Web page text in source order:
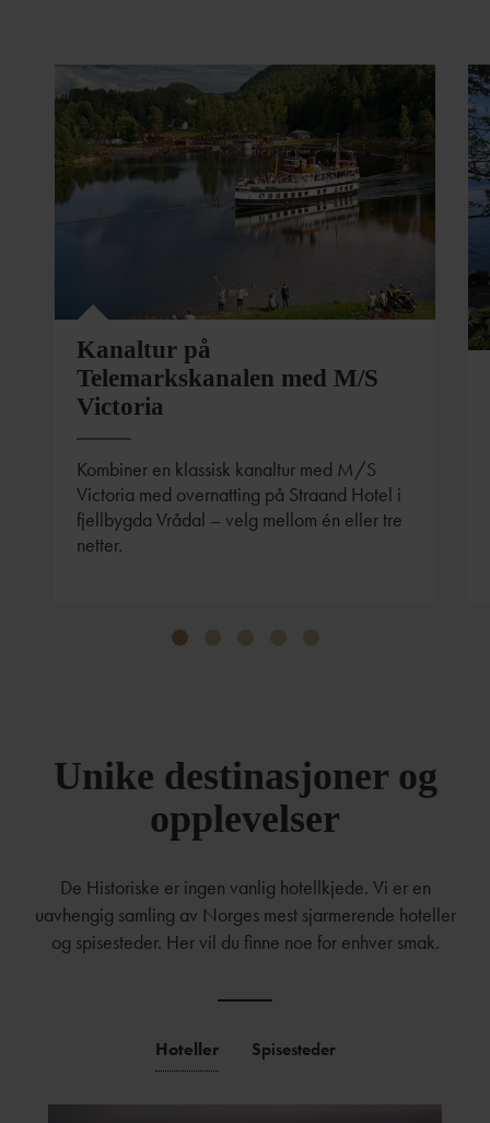
Kanaltur på
Telemarkskanalen med M/S
Victoria
Kombiner en klassisk kanaltur med M/S
Victoria med overnatting på Straand Hotel i
fjellbygda Vrådal – velg mellom én eller tre
netter.
Unike destinasjoner og
opplevelser
De Historiske er ingen vanlig hotellkjede. Vi er en
uavhengig samling av Norges mest sjarmerende hoteller
og spisesteder. Her vil du finne noe for enhver smak.
Hoteller Spisesteder